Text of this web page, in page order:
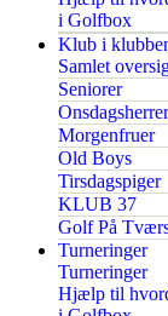
i Golfbox
Klub i
Samlet
Seniorer
Onsdagsherrer
Morgenfruer
Old Boys
Tirsdagspiger
KLUB 37
Golf På
Turneringer
Turneringer
Hjælp til